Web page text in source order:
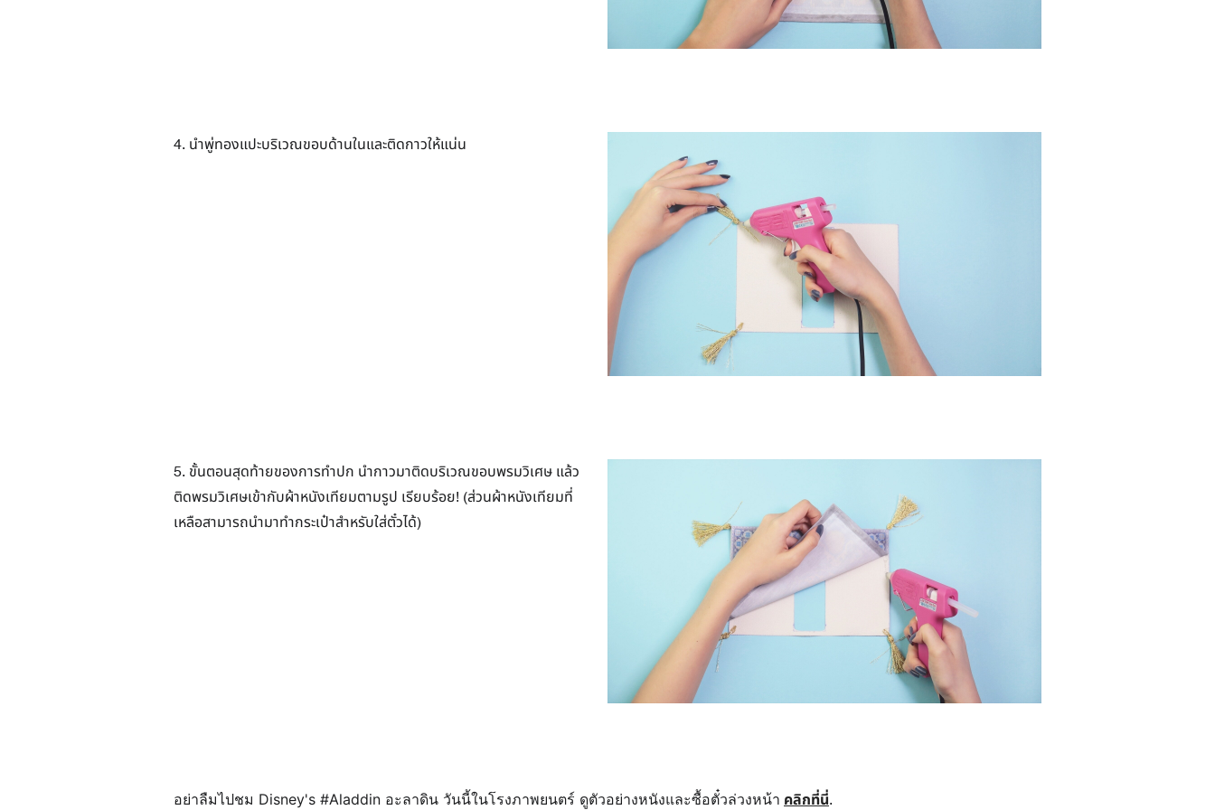
4. นำพู่ทองแปะบริเวณขอบด้านในและติดกาวให้แน่น
5. ขั้นตอนสุดท้ายของการทำปก นำกาวมาติดบริเวณขอบพรมวิเศษ แล้ว
ติดพรมวิเศษเข้ากับผ้าหนังเทียมตามรูป เรียบร้อย! (ส่วนผ้าหนังเทียมที่
เหลือสามารถนำมาทำกระเป๋าสำหรับใส่ตั๋วได้)
อย่าลืมไปชม Disney's #Aladdin อะลาดิน วันนี้ในโรงภาพยนตร์ ดูตัวอย่างหนังและซื้อตั๋วล่วงหน้า คลิกที่นี่.